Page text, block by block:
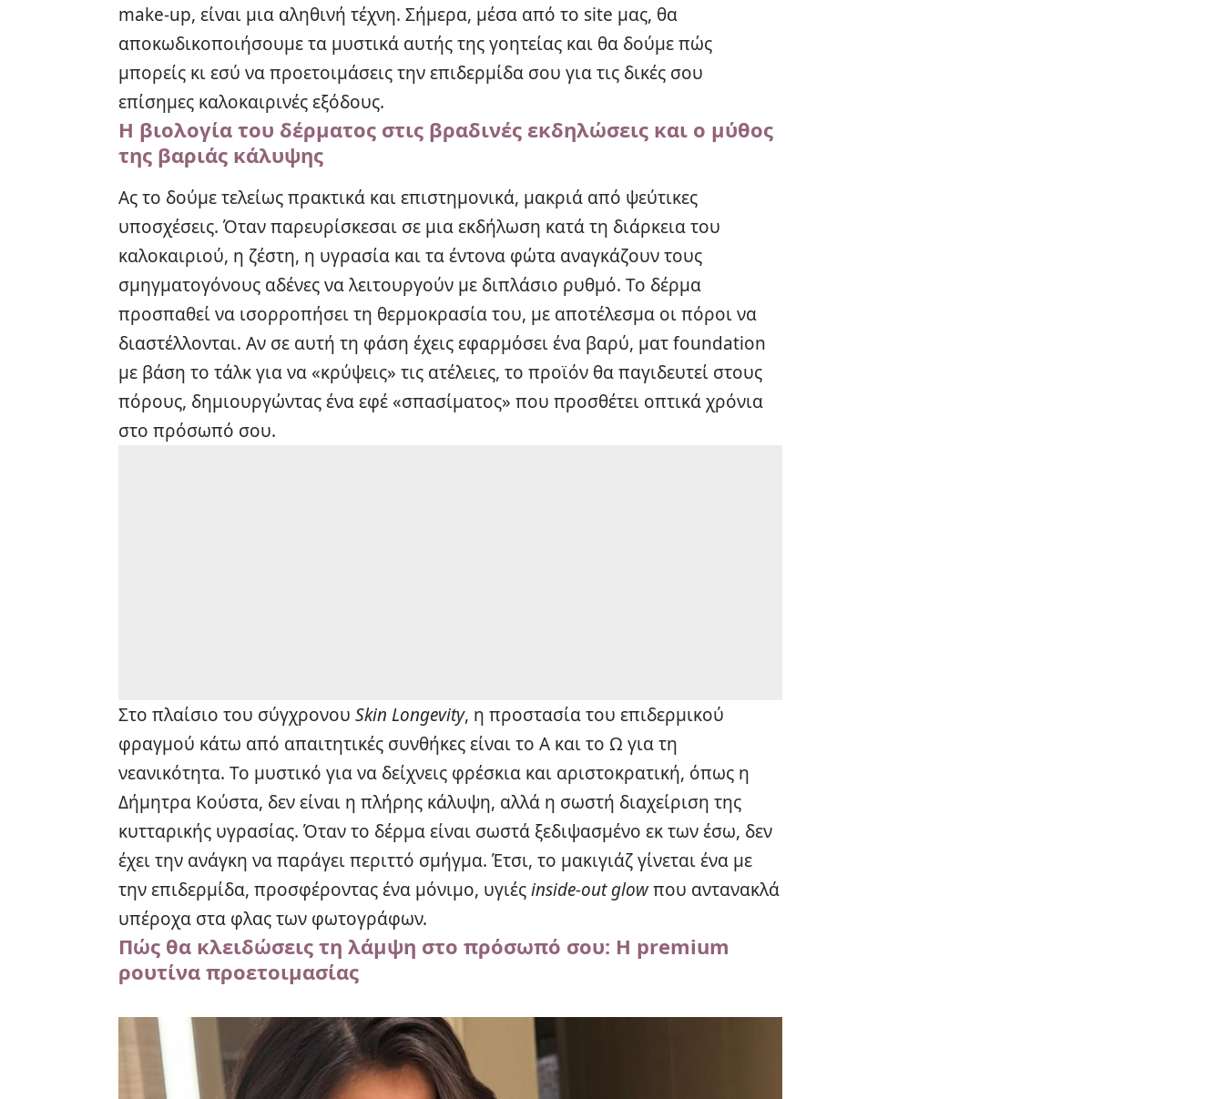
make-up, είναι μια αληθινή τέχνη. Σήμερα, μέσα από το site μας, θα
αποκωδικοποιήσουμε τα μυστικά αυτής της γοητείας και θα δούμε πώς
μπορείς κι εσύ να προετοιμάσεις την επιδερμίδα σου για τις δικές σου
επίσημες καλοκαιρινές εξόδους.
Η βιολογία του δέρματος στις βραδινές εκδηλώσεις και ο μύθος
της βαριάς κάλυψης
Ας το δούμε τελείως πρακτικά και επιστημονικά, μακριά από ψεύτικες
υποσχέσεις. Όταν παρευρίσκεσαι σε μια εκδήλωση κατά τη διάρκεια του
καλοκαιριού, η ζέστη, η υγρασία και τα έντονα φώτα αναγκάζουν τους
σμηγματογόνους αδένες να λειτουργούν με διπλάσιο ρυθμό. Το δέρμα
προσπαθεί να ισορροπήσει τη θερμοκρασία του, με αποτέλεσμα οι πόροι να
διαστέλλονται. Αν σε αυτή τη φάση έχεις εφαρμόσει ένα βαρύ, ματ foundation
με βάση το τάλκ για να «κρύψεις» τις ατέλειες, το προϊόν θα παγιδευτεί στους
πόρους, δημιουργώντας ένα εφέ «σπασίματος» που προσθέτει οπτικά χρόνια
στο πρόσωπό σου.
Στο πλαίσιο του σύγχρονου Skin Longevity, η προστασία του επιδερμικού
φραγμού κάτω από απαιτητικές συνθήκες είναι το Α και το Ω για τη
νεανικότητα. Το μυστικό για να δείχνεις φρέσκια και αριστοκρατική, όπως η
Δήμητρα Κούστα, δεν είναι η πλήρης κάλυψη, αλλά η σωστή διαχείριση της
κυτταρικής υγρασίας. Όταν το δέρμα είναι σωστά ξεδιψασμένο εκ των έσω, δεν
έχει την ανάγκη να παράγει περιττό σμήγμα. Έτσι, το μακιγιάζ γίνεται ένα με
την επιδερμίδα, προσφέροντας ένα μόνιμο, υγιέςinside-out glowπου αντανακλά
υπέροχα στα φλας των φωτογράφων.
Πώς θα κλειδώσεις τη λάμψη στο πρόσωπό σου: Η premium
ρουτίνα προετοιμασίας